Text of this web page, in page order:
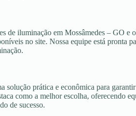
de iluminação em Mossâmedes – GO e
no site. Nossa equipe está pronta
solução prática e econômica para
como a melhor escolha, oferecendo
de sucesso.